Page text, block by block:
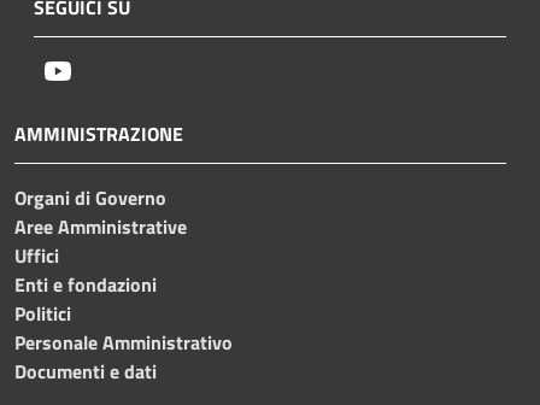
SEGUICI SU
AMMINISTRAZIONE
Organi di Governo
Aree Amministrative
Uffici
Enti e fondazioni
Politici
Personale Amministrativo
Documenti e dati